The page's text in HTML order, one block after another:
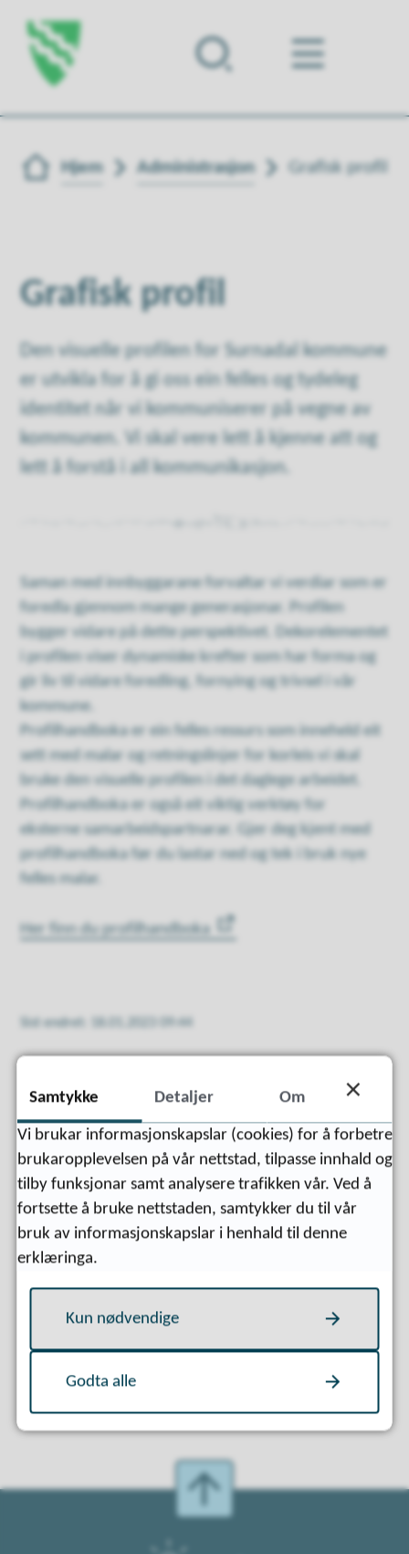
Forsiden
Du er her:
Hjem Administrasjon Grafisk profil
Grafisk profil
Den visuelle profilen for Surnadal kommune
er utvikla for å gi oss ein felles og tydeleg
identitet når vi kommuniserer på vegne av
kommunen. Vi skal vere lett å kjenne att og
lett å forstå i all kommunikasjon.
Saman med innbyggarane forvaltar vi verdiar som er
foredla gjennom mange generasjonar. Profilen
bygger vidare på dette perspektivet. Dekorelementet
i profilen viser dynamiske krefter som har forma og
gir liv til vidare foredling, fornying og trivsel i vår
kommune.
Profilhandboka er ein felles ressurs som inneheld eit
sett med malar og retningslinjer for korleis vi skal
bruke den visuelle profilen i det daglege arbeidet.
Profilhandboka er også eit viktig verktøy for
eksterne samarbeidspartnarar. Gjer deg kjent med
profilhandboka før du lastar ned og tek i bruk nye
felles malar.
Her finn du profilhandboka
Sist endret 18.01.2023 09:44
Samtykke Detaljer Om
Vi brukar informasjonskapslar (cookies) for å forbetre
brukaropplevelsen på vår nettstad, tilpasse innhald og
tilby funksjonar samt analysere trafikken vår. Ved å
fortsette å bruke nettstaden, samtykker du til vår
bruk av informasjonskapslar i henhald til denne
erklæringa.
Kun nødvendige
Godta alle